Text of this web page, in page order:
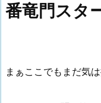
番竜門スタ
まぁここでもまだ気は